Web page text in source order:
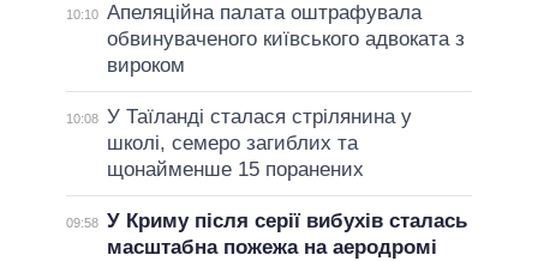
10:10 Апеляційна палата оштрафувала
обвинуваченого київського адвоката з
вироком
10:08 У Таїланді сталася стрілянина у
школі, семеро загиблих та
щонайменше 15 поранених
09:58 У Криму після серії вибухів сталась
масштабна пожежа на аеродромі